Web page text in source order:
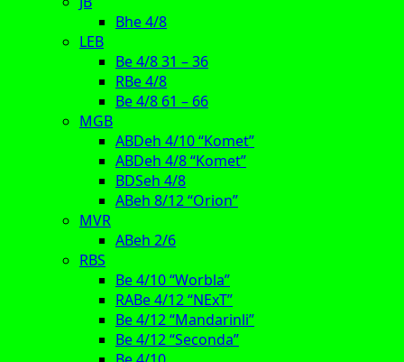
Bhe 4/8
LEB
Be 4/8 31 – 36
RBe 4/8
Be 4/8 61 – 66
MGB
ABDeh 4/10 “Komet”
ABDeh 4/8 “Komet”
BDSeh 4/8
ABeh 8/12 “Orion”
MVR
ABeh 2/6
RBS
Be 4/10 “Worbla”
RABe 4/12 “NExT”
Be 4/12 “Mandarinli”
Be 4/12 “Seconda”